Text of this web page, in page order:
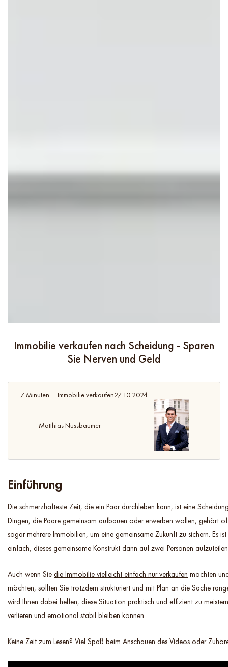
Immobilie verkaufen nach Scheidung - Sparen
Sie Nerven und Geld
7 Minuten Immobilie verkaufen27.10.2024
Matthias Nussbaumer
Einführung
Die schmerzhafteste Zeit, die ein Paar durchleben kann, ist eine
Dingen, die Paare gemeinsam aufbauen oder erwerben wollen, gehört
sogar mehrere Immobilien, um eine gemeinsame Zukunft zu sichern. Es
einfach, dieses gemeinsame Konstrukt dann auf zwei Personen
Auch wenn Sie die Immobilie vielleicht einfach nur verkaufen möchten
möchten, sollten Sie trotzdem strukturiert und mit Plan an die Sache
wird Ihnen dabei helfen, diese Situation praktisch und effizient zu
verlieren und emotional stabil bleiben können.
Keine Zeit zum Lesen? Viel Spaß beim Anschauen des Videos oder